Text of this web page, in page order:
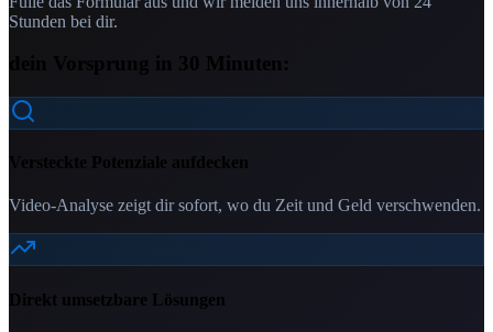
Stunden bei dir.
dein Vorsprung in 30 Minuten:
Versteckte Potenziale aufdecken
Video-Analyse zeigt dir sofort, wo du Zeit und Geld verschwenden.
Direkt umsetzbare Lösungen